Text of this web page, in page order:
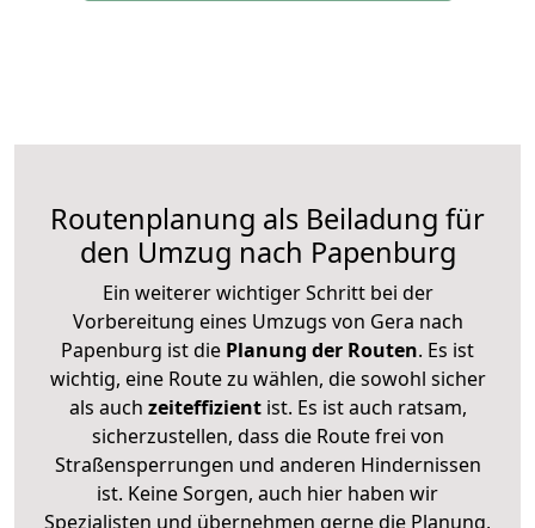
Routenplanung als Beiladung für
den Umzug nach Papenburg
Ein weiterer wichtiger Schritt bei der
Vorbereitung eines Umzugs von Gera nach
Papenburg ist die Planung der Routen. Es ist
wichtig, eine Route zu wählen, die sowohl sicher
als auch zeiteffizientist. Es ist auch ratsam,
sicherzustellen, dass die Route frei von
Straßensperrungen und anderen Hindernissen
ist. Keine Sorgen, auch hier haben wir
Spezialisten und übernehmen gerne die Planung,